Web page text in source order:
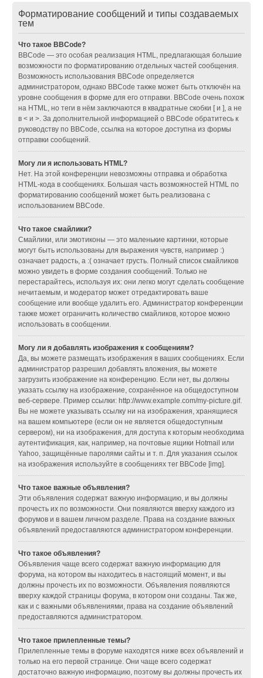
Форматирование сообщений и типы создаваемых
тем
Что такое BBCode?
BBCode — это особая реализация HTML, предлагающая большие
возможности по форматированию отдельных частей сообщения.
Возможность использования BBCode определяется
администратором, однако BBCode также может быть отключён на
уровне сообщения в форме для его отправки. BBCode очень похож
на HTML, но теги в нём заключаются в квадратные скобки [ и ], а не
в < и >. За дополнительной информацией о BBCode обратитесь к
руководству по BBCode, ссылка на которое доступна из формы
отправки сообщений.
Могу ли я использовать HTML?
Нет. На этой конференции невозможны отправка и обработка
HTML-кода в сообщениях. Большая часть возможностей HTML по
форматированию сообщений может быть реализована с
использованием BBCode.
Что такое смайлики?
Смайлики, или эмотиконы — это маленькие картинки, которые
могут быть использованы для выражения чувств, например :)
означает радость, а :( означает грусть. Полный список смайликов
можно увидеть в форме создания сообщений. Только не
перестарайтесь, используя их: они легко могут сделать сообщение
нечитаемым, и модератор может отредактировать ваше
сообщение или вообще удалить его. Администратор конференции
также может ограничить количество смайликов, которое можно
использовать в сообщении.
Могу ли я добавлять изображения к сообщениям?
Да, вы можете размещать изображения в ваших сообщениях. Если
администратор разрешил добавлять вложения, вы можете
загрузить изображение на конференцию. Если нет, вы должны
указать ссылку на изображение, сохранённое на общедоступном
веб-сервере. Пример ссылки: http://www.example.com/my-picture.gif.
Вы не можете указывать ссылку ни на изображения, хранящиеся
на вашем компьютере (если он не является общедоступным
сервером), ни на изображения, для доступа к которым необходима
аутентификация, как, например, на почтовые ящики Hotmail или
Yahoo, защищённые паролями сайты и т. п. Для указания ссылок
на изображения используйте в сообщениях тег BBCode [img].
Что такое важные объявления?
Эти объявления содержат важную информацию, и вы должны
прочесть их по возможности. Они появляются вверху каждого из
форумов и в вашем личном разделе. Права на создание важных
объявлений предоставляются администратором конференции.
Что такое объявления?
Объявления чаще всего содержат важную информацию для
форума, на котором вы находитесь в настоящий момент, и вы
должны прочесть их по возможности. Объявления появляются
вверху каждой страницы форума, в котором они созданы. Так же,
как и с важными объявлениями, права на создание объявлений
предоставляются администратором.
Что такое прилепленные темы?
Прилепленные темы в форуме находятся ниже всех объявлений и
только на его первой странице. Они чаще всего содержат
достаточно важную информацию, поэтому вы должны прочесть их